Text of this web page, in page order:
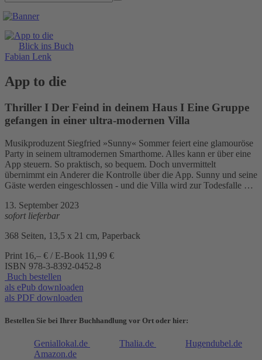
Blick ins Buch
Fabian Lenk
App to die
Thriller I Der Feind in deinem Haus I Eine Gruppe
gefangen in einer ultra-modernen Villa
Musikproduzent Siegfried »Sunny« Sommer feiert eine glamouröse
Party in seinem ultramodernen Smarthome. Alles kann er über eine
App steuern. So praktisch, so bequem. Doch unvermittelt
übernimmt ein Anderer die Kontrolle über die App. Sunny und seine
Gäste werden eingeschlossen - und die Villa wird zur Todesfalle …
13. September 2023
sofort lieferbar
368 Seiten, 13,5 x 21 cm, Paperback
Print 16,– € / E-Book 11,99 €
ISBN 978-3-8392-0452-8
Buch bestellen
als ePub downloaden
als PDF downloaden
Bestellen Sie bei Ihrer Buchhandlung vor Ort oder hier:
Geniallokal.de Thalia.de
Hugendubel.de
Amazon.de